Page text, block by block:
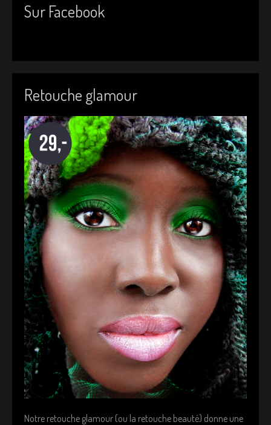
Sur Facebook
Retouche glamour
Notre retouche glamour (ou la retouche beauté) donne une